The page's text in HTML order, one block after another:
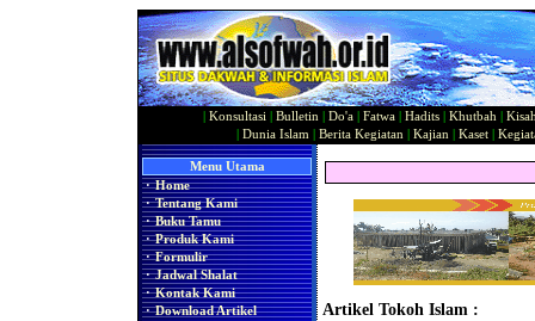
Konsultasi Bulletin Do'a Fatwa Hadits Khutbah
Dunia Islam Berita Kegiatan Kajian Kaset|
Menu Utama
· Home
· Tentang Kami
· Buku Tamu
· Produk Kami
· Formulir
· Jadwal Shalat
· Kontak Kami
· Download Artikel
Artikel Tokoh Islam :